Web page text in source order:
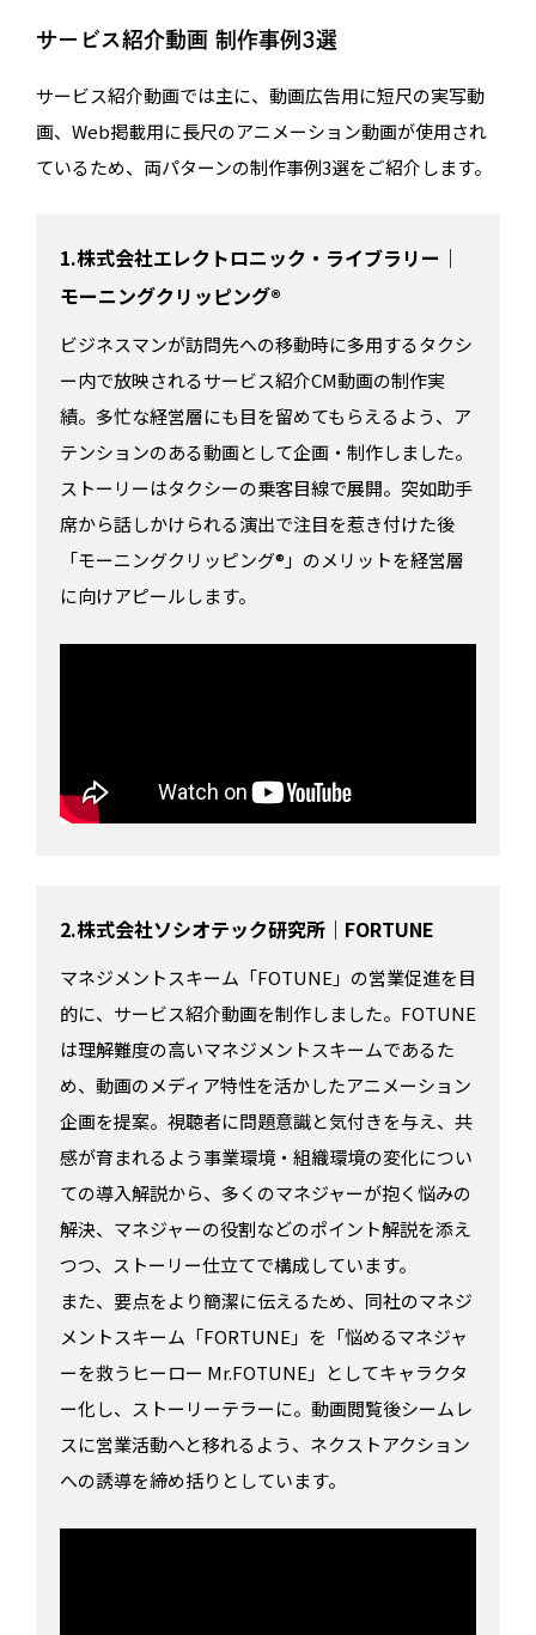
サービス紹介動画 制作事例3選
サービス紹介動画では主に、動画広告用に短尺の実写動
画、Web掲載用に長尺のアニメーション動画が使用され
ているため、両パターンの制作事例3選をご紹介します。
1.株式会社エレクトロニック・ライブラリー｜
モーニングクリッピング®
ビジネスマンが訪問先への移動時に多用するタクシ
ー内で放映されるサービス紹介CM動画の制作実
績。多忙な経営層にも目を留めてもらえるよう、ア
テンションのある動画として企画・制作しました。
ストーリーはタクシーの乗客目線で展開。突如助手
席から話しかけられる演出で注目を惹き付けた後
「モーニングクリッピング®」のメリットを経営層
に向けアピールします。
2.株式会社ソシオテック研究所｜FORTUNE
マネジメントスキーム「FOTUNE」の営業促進を目
的に、サービス紹介動画を制作しました。FOTUNE
は理解難度の高いマネジメントスキームであるた
め、動画のメディア特性を活かしたアニメーション
企画を提案。視聴者に問題意識と気付きを与え、共
感が育まれるよう事業環境・組織環境の変化につい
ての導入解説から、多くのマネジャーが抱く悩みの
解決、マネジャーの役割などのポイント解説を添え
つつ、ストーリー仕立てで構成しています。
また、要点をより簡潔に伝えるため、同社のマネジ
メントスキーム「FORTUNE」を「悩めるマネジャ
ーを救うヒーロー Mr.FOTUNE」としてキャラクタ
ー化し、ストーリーテラーに。動画閲覧後シームレ
スに営業活動へと移れるよう、ネクストアクション
への誘導を締め括りとしています。